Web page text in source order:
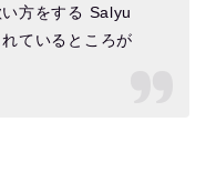
方をする Salyu
ているところが